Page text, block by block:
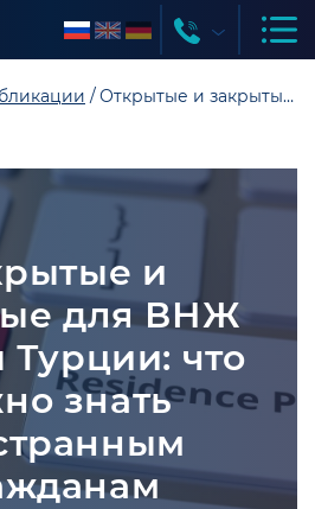
Открытые и закрытые для ВНЖ районы Турции: что нужно знать иностранным гражданам
и
для ВНЖ
что
знать